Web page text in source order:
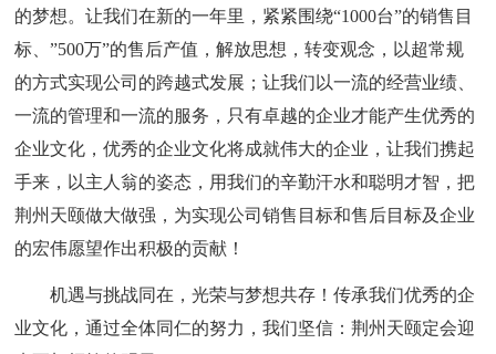
的梦想。让我们在新的一年里，紧紧围绕“1000台”的销售目
标、”500万”的售后产值，解放思想，转变观念，以超常规
的方式实现公司的跨越式发展；让我们以一流的经营业绩、
一流的管理和一流的服务，只有卓越的企业才能产生优秀的
企业文化，优秀的企业文化将成就伟大的企业，让我们携起
手来，以主人翁的姿态，用我们的辛勤汗水和聪明才智，把
荆州天颐做大做强，为实现公司销售目标和售后目标及企业
的宏伟愿望作出积极的贡献！
机遇与挑战同在，光荣与梦想共存！传承我们优秀的企
业文化，通过全体同仁的努力，我们坚信：荆州天颐定会迎